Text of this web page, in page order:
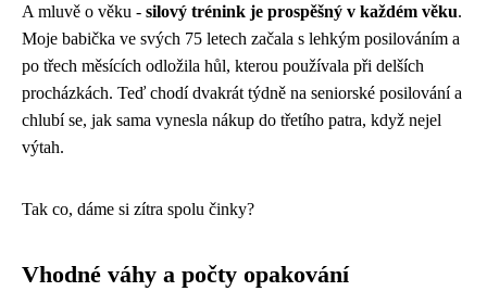
A mluvě o věku - silový trénink je prospěšný v každém věku.
Moje babička ve svých 75 letech začala s lehkým posilováním a
po třech měsících odložila hůl, kterou používala při delších
procházkách. Teď chodí dvakrát týdně na seniorské posilování a
chlubí se, jak sama vynesla nákup do třetího patra, když nejel
výtah.
Tak co, dáme si zítra spolu činky?
Vhodné váhy a počty opakování